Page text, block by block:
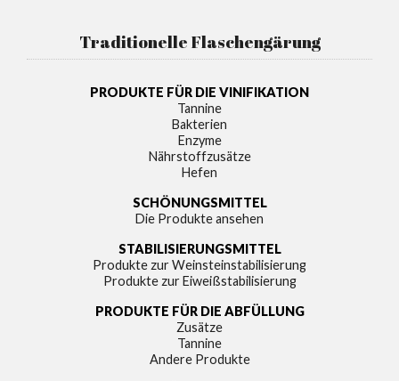
Traditionelle Flaschengärung
PRODUKTE FÜR DIE VINIFIKATION
Tannine
Bakterien
Enzyme
Nährstoffzusätze
Hefen
SCHÖNUNGSMITTEL
Die Produkte ansehen
STABILISIERUNGSMITTEL
Produkte zur Weinsteinstabilisierung
Produkte zur Eiweißstabilisierung
PRODUKTE FÜR DIE ABFÜLLUNG
Zusätze
Tannine
Andere Produkte